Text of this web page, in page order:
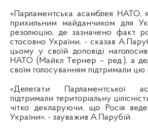
«Парламентська асамблея НАТО,
прихильним майданчиком для
резолюцію, де зазначено факт
стосовно України, - сказав
цьому у своїй доповіді
НАТО (Майкл Тернер – ред.), а
своїм голосуванням підтримали цю
«Делегати Парламентської
підтримали територіальну
чітко декларуючи, що Росія
України», - зауважив А.Парубій.